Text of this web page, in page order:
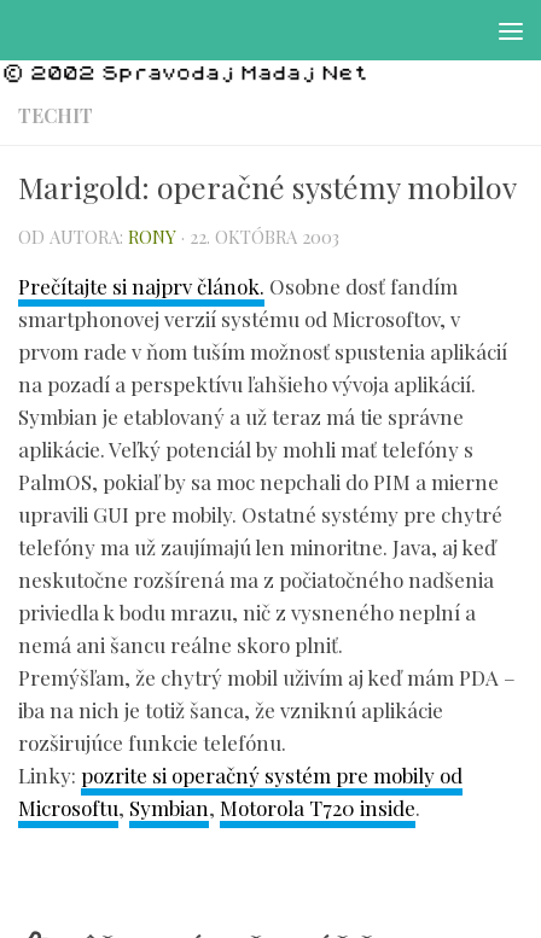
TECHIT
Marigold: operačné systémy mobilov
OD AUTORA: RONY · 22. OKTÓBRA 2003
Prečítajte si najprv článok. Osobne dosť fandím
smartphonovej verzií systému od Microsoftov, v
prvom rade v ňom tuším možnosť spustenia aplikácií
na pozadí a perspektívu ľahšieho vývoja aplikácií.
Symbian je etablovaný a už teraz má tie správne
aplikácie. Veľký potenciál by mohli mať telefóny s
PalmOS, pokiaľ by sa moc nepchali do PIM a mierne
upravili GUI pre mobily. Ostatné systémy pre chytré
telefóny ma už zaujímajú len minoritne. Java, aj keď
neskutočne rozšírená ma z počiatočného nadšenia
priviedla k bodu mrazu, nič z vysneného neplní a
nemá ani šancu reálne skoro plniť.
Premýšľam, že chytrý mobil uživím aj keď mám PDA –
iba na nich je totiž šanca, že vzniknú aplikácie
rozširujúce funkcie telefónu.
Linky: pozrite si operačný systém pre mobily od
Microsoftu, Symbian, Motorola T720 inside.